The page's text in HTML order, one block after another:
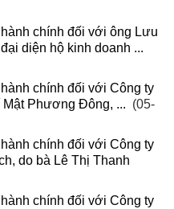
chính đối với ông Lưu
diện hộ kinh doanh ...
chính đối với Công ty
Phương Đông, ... (05-
chính đối với Công ty
do bà Lê Thị Thanh
chính đối với Công ty